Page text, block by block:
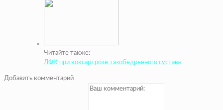
Читайте также:
ЛФК при коксартрозе тазобедренного сустава
Добавить комментарий